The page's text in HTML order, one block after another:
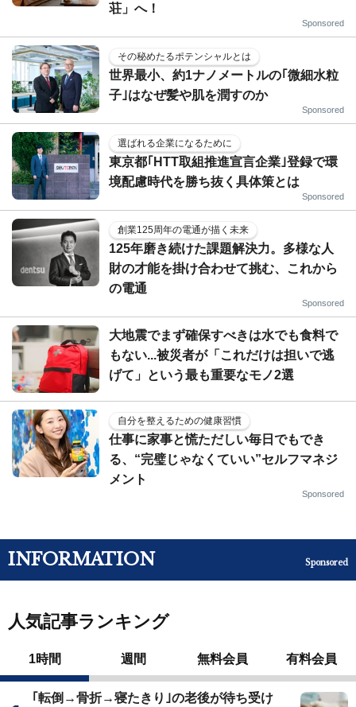
荘」へ！
Sponsored
その秘めたるポテンシャルとは
世界最小、約1ナノメートルの｢微細水粒
子｣はなぜ髪や肌を潤すのか
Sponsored
選ばれる企業になるために
東京都｢HTT取組推進宣言企業｣登録で環
境配慮時代を勝ち抜く具体策とは
Sponsored
創業125周年の電通が描く未来
125年磨き続けた課題解決力。多様な人
財の才能を掛け合わせて挑む、これから
の電通
Sponsored
大地震でまず確保すべきは水でも食料で
もない...被災者が「これだけは担いで逃
げて」という最も重要なモノ2選
自分を整えるための健康習慣
仕事に家事と慌ただしい毎日でもでき
る、“完璧じゃなくていい”セルフマネジ
メント
Sponsored
INFORMATION Sponsored
人気記事ランキング
1時間 週間 無料会員 有料会員
｢転倒→骨折→寝たきり｣の老後が待ち受け